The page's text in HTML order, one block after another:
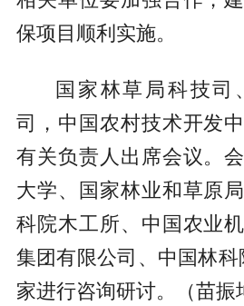
保项目顺利实施。
国家林草局科技司
司，中国农村技术开发
有关负责人出席会议。
大学、国家林业和草原
科院木工所、中国农业
集团有限公司、中国林
家进行咨询研讨。（苗振